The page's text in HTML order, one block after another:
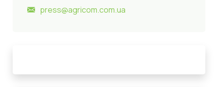
press@agricom.com.ua